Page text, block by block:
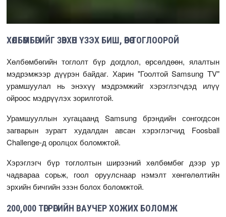
ХӨЛБӨМБӨГИЙГ ЗӨВХӨН ҮЗЭХ БИШ, ӨӨРӨӨ ТОГЛООРОЙ
Хөлбөмбөгийн тоглолт бүр догдлол, өрсөлдөөн, ялалтын
мэдрэмжээр дүүрэн байдаг. Харин "Гоолтой Samsung TV"
урамшуулал нь энэхүү мэдрэмжийг хэрэглэгчдэд илүү
ойроос мэдрүүлэх зорилготой.
Урамшууллын хугацаанд Samsung брэндийн сонгогдсон
загварын зурагт худалдан авсан хэрэглэгчид Foosball
Challenge-д оролцох боломжтой.
Хэрэглэгч бүр тоглолтын ширээний хөлбөмбөг дээр ур
чадвараа сорьж, гоол оруулснаар нэмэлт хөнгөлөлтийн
эрхийн бичгийн эзэн болох боломжтой.
200,000 ТӨГРӨГИЙН ВАУЧЕР ХОЖИХ БОЛОМЖ